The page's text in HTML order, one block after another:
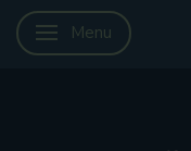
Skifte navigation
Menu